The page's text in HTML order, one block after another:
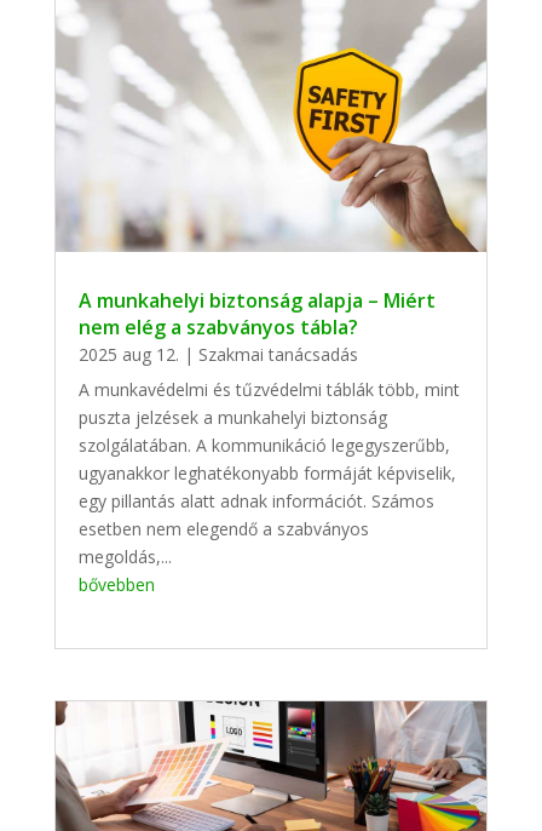
A munkahelyi biztonság alapja – Miért
nem elég a szabványos tábla?
2025 aug 12. | Szakmai tanácsadás
A munkavédelmi és tűzvédelmi táblák több, mint
puszta jelzések a munkahelyi biztonság
szolgálatában. A kommunikáció legegyszerűbb,
ugyanakkor leghatékonyabb formáját képviselik,
egy pillantás alatt adnak információt. Számos
esetben nem elegendő a szabványos
megoldás,...
bővebben